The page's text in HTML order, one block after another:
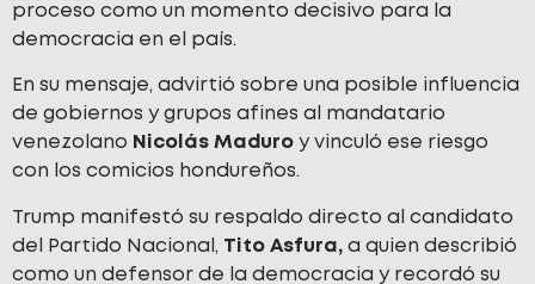
proceso como un momento decisivo para la
democracia en el país.
En su mensaje, advirtió sobre una posible influencia
de gobiernos y grupos afines al mandatario
venezolano Nicolás Maduro y vinculó ese riesgo
con los comicios hondureños.
Trump manifestó su respaldo directo al candidato
del Partido Nacional, Tito Asfura, a quien describió
como un defensor de la democracia y recordó su